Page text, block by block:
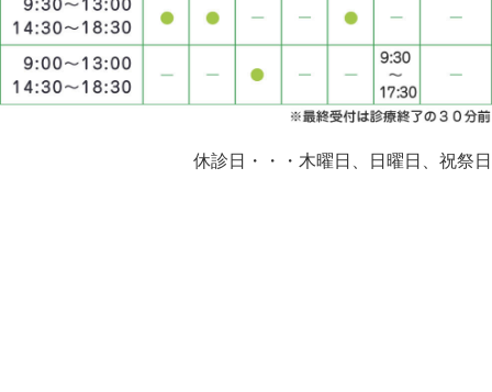
休診日・・・木曜日、日曜日、祝祭日